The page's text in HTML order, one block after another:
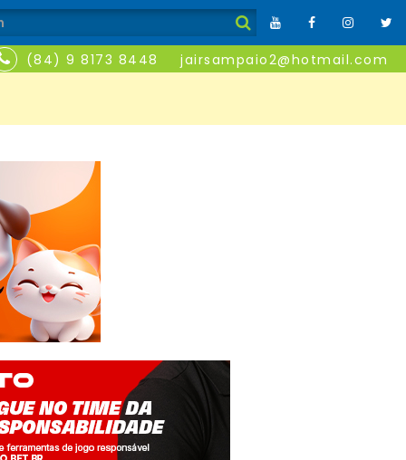
(84) 9 8173 8448 jairsampaio2@hotmail.com